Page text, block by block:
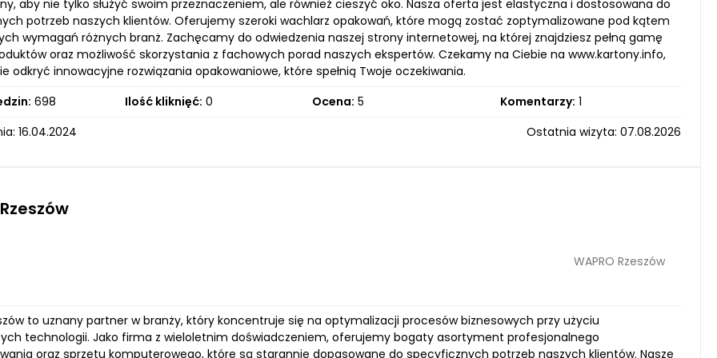
aby nie tylko służyć swoim przeznaczeniem, ale również cieszyć oko. Nasza oferta jest elastyczna i dostosowana do
potrzeb naszych klientów. Oferujemy szeroki wachlarz opakowań, które mogą zostać zoptymalizowane pod kątem
wymagań różnych branż. Zachęcamy do odwiedzenia naszej strony internetowej, na której znajdziesz pełną gamę
oraz możliwość skorzystania z fachowych porad naszych ekspertów. Czekamy na Ciebie na www.kartony.info,
odkryć innowacyjne rozwiązania opakowaniowe, które spełnią Twoje oczekiwania.
698 Ilość kliknięć: 0 Ocena: 5 Komentarzy: 1
16.04.2024
Ostatnia wizyta: 07.08.2026
WAPRO Rzeszów
to uznany partner w branży, który koncentruje się na optymalizacji procesów biznesowych przy użyciu
technologii. Jako firma z wieloletnim doświadczeniem, oferujemy bogaty asortyment profesjonalnego
oraz sprzętu komputerowego, które są starannie dopasowane do specyficznych potrzeb naszych klientów. Nasze